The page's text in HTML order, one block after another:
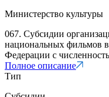
Министерство культуры
067. Субсидии
национальных фильмов
Федерации с
Полное описание
Тип